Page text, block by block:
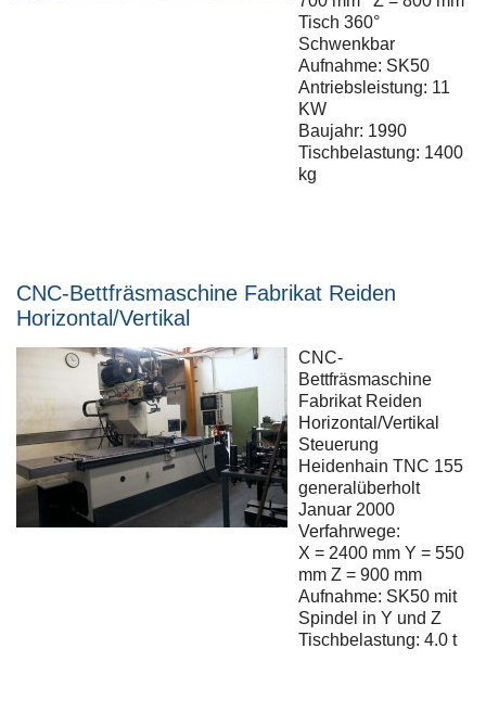
Tisch 360°
Schwenkbar
Aufnahme: SK50
Antriebsleistung: 11
KW
Baujahr: 1990
Tischbelastung: 1400
kg
CNC-Bettfräsmaschine Fabrikat Reiden
Horizontal/Vertikal
CNC-
Bettfräsmaschine
Fabrikat Reiden
Horizontal/Vertikal
Steuerung
Heidenhain TNC 155
generalüberholt
Januar 2000
Verfahrwege:
X = 2400 mm Y = 550
mm Z = 900 mm
Aufnahme: SK50 mit
Spindel in Y und Z
Tischbelastung: 4.0 t